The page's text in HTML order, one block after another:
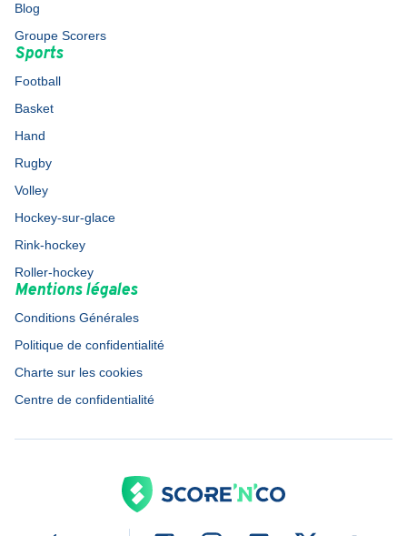
Blog
Groupe Scorers
Sports
Football
Basket
Hand
Rugby
Volley
Hockey-sur-glace
Rink-hockey
Roller-hockey
Mentions légales
Conditions Générales
Politique de confidentialité
Charte sur les cookies
Centre de confidentialité